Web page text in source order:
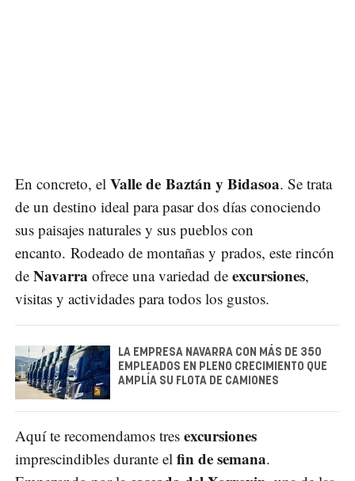
En concreto, el Valle de Baztán y Bidasoa. Se trata
de un destino ideal para pasar dos días conociendo
sus paisajes naturales y sus pueblos con
encanto. Rodeado de montañas y prados, este rincón
de Navarra ofrece una variedad de excursiones,
visitas y actividades para todos los gustos.
LA EMPRESA NAVARRA CON MÁS DE 350
EMPLEADOS EN PLENO CRECIMIENTO QUE
AMPLÍA SU FLOTA DE CAMIONES
Aquí te recomendamos tres excursiones
imprescindibles durante el fin de semana.